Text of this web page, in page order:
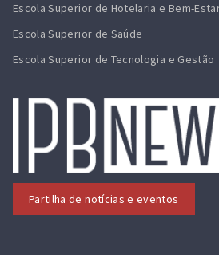
Escola Superior de Hotelaria e Bem-
Escola Superior de Saúde
Escola Superior de Tecnologia e Gestão
Partilha de notícias e eventos